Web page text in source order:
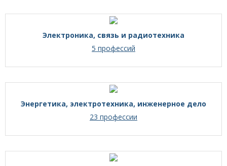
Электроника, связь и радиотехника
5 профессий
Энергетика, электротехника, инженерное дело
23 профессии